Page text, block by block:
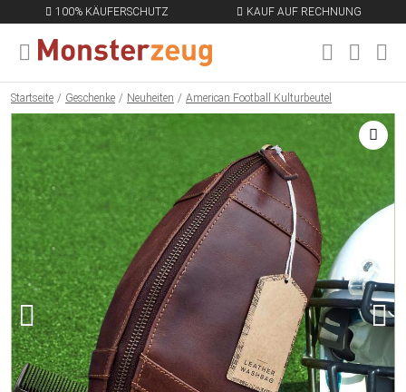
100% KÄUFERSCHUTZ KAUF AUF RECHNUNG
MENÜ SCHLIESSEN
Startseite Geschenke Neuheiten American Football Kulturbeutel